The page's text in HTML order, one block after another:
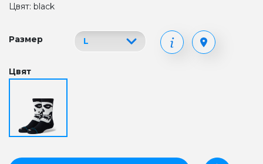
Цвят: black
Размер
Цвят